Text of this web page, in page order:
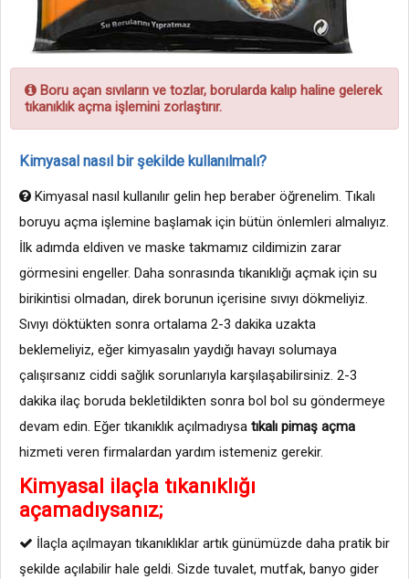
Boru açan sıvıların ve tozlar, borularda kalıp haline gelerek
tıkanıklık açma işlemini zorlaştırır.
Kimyasal nasıl bir şekilde kullanılmalı?
Kimyasal nasıl kullanılır gelin hep beraber öğrenelim. Tıkalı
boruyu açma işlemine başlamak için bütün önlemleri almalıyız.
İlk adımda eldiven ve maske takmamız cildimizin zarar
görmesini engeller. Daha sonrasında tıkanıklığı açmak için su
birikintisi olmadan, direk borunun içerisine sıvıyı dökmeliyiz.
Sıvıyı döktükten sonra ortalama 2-3 dakika uzakta
beklemeliyiz, eğer kimyasalın yaydığı havayı solumaya
çalışırsanız ciddi sağlık sorunlarıyla karşılaşabilirsiniz. 2-3
dakika ilaç boruda bekletildikten sonra bol bol su göndermeye
devam edin. Eğer tıkanıklık açılmadıysa tıkalı pimaş açma
hizmeti veren firmalardan yardım istemeniz gerekir.
Kimyasal ilaçla tıkanıklığı
açamadıysanız;
İlaçla açılmayan tıkanıklıklar artık günümüzde daha pratik bir
şekilde açılabilir hale geldi. Sizde tuvalet, mutfak, banyo gider